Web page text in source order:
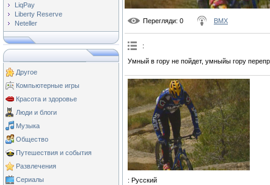
LiqPay
Liberty Reserve
Neteller
Другое
Компьютерные игры
Красота и здоровье
Люди и блоги
Музыка
Общество
Путешествия и события
Развлечения
Сериалы
Перегляди: 0 BMX
:
Умный в гору не пойдет, умныйы гору
: Русский